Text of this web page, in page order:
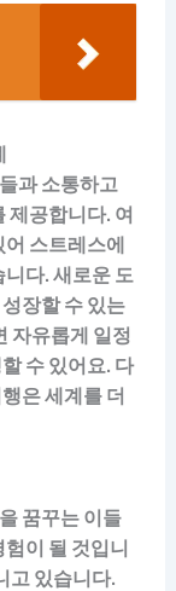
과 소통하고
제공합니다. 여
스트레스에
다. 새로운 도
장할 수 있는
자유롭게 일정
수 있어요. 다
은 세계를 더
꿈꾸는 이들
이 될 것입니
고 있습니다.